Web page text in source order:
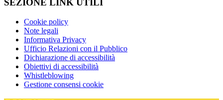
SEZIONE LINK UTILI
Cookie policy
Note legali
Informativa Privacy
Ufficio Relazioni con il Pubblico
Dichiarazione di accessibilità
Obiettivi di accessibilità
Whistleblowing
Gestione consensi cookie